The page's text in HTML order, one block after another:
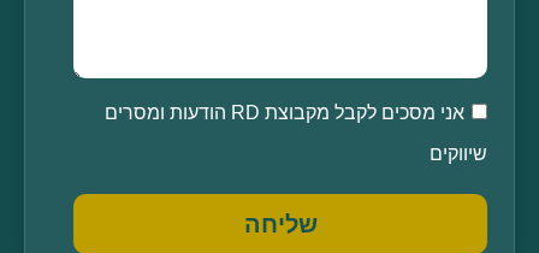
אני מסכים לקבל מקבוצת RD הודעות ומסרים
שיווקים
שליחה